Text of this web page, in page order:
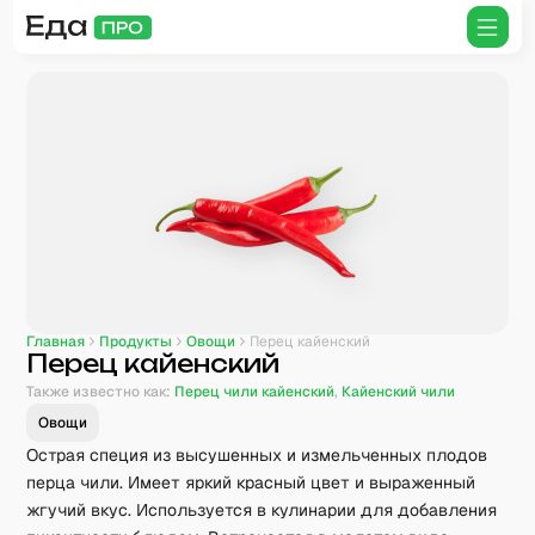
Главная Продукты Овощи Перец кайенский
Перец кайенский
Также известно как: Перец чили кайенский, Кайенский чили
Овощи
Острая специя из высушенных и измельченных плодов
перца чили. Имеет яркий красный цвет и выраженный
жгучий вкус. Используется в кулинарии для добавления